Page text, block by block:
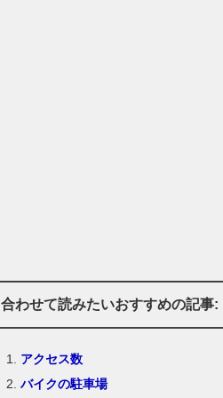
合わせて読みたいおすすめの記事:
アクセス数
バイクの駐車場